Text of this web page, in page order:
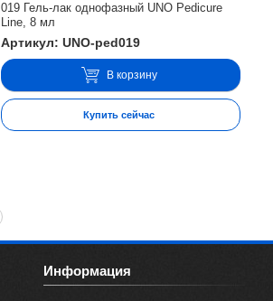
019 Гель-лак однофазный UNO Pedicure
Line, 8 мл
Артикул: UNO-ped019
В корзину
Купить сейчас
Информация